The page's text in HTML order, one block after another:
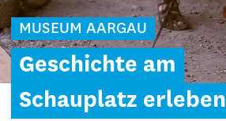
MUSEUM AARGAU
Geschichte am
Schauplatz erleben